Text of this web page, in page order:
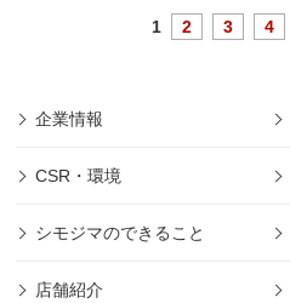
1 2 3 4
企業情報
CSR・環境
シモジマのできること
店舗紹介